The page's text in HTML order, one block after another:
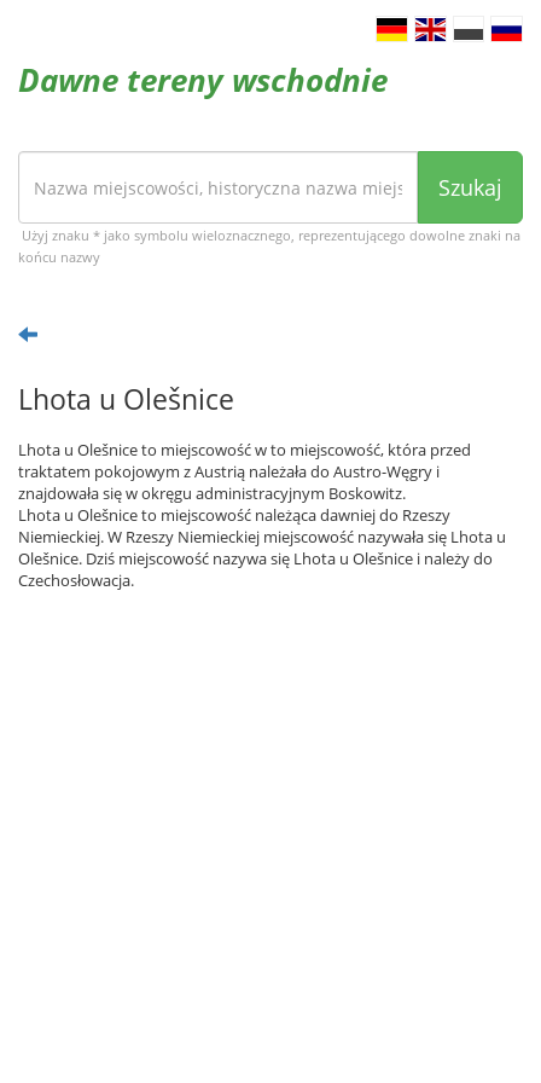
Dawne tereny wschodnie
Szukaj
Użyj znaku * jako symbolu wieloznacznego, reprezentującego dowolne znaki na
końcu nazwy
Lhota u Olešnice
Lhota u Olešnice to miejscowość w to miejscowość, która przed
traktatem pokojowym z Austrią należała do Austro-Węgry i
znajdowała się w okręgu administracyjnym Boskowitz.
Lhota u Olešnice to miejscowość należąca dawniej do Rzeszy
Niemieckiej. W Rzeszy Niemieckiej miejscowość nazywała się Lhota u
Olešnice. Dziś miejscowość nazywa się Lhota u Olešnice i należy do
Czechosłowacja.